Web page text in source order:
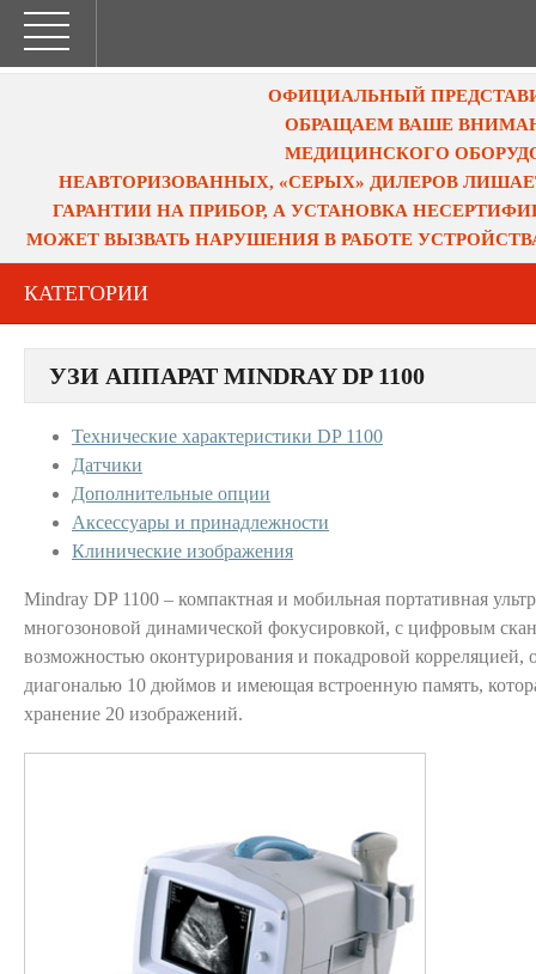
ОФИЦИАЛЬНЫЙ
ОБРАЩАЕМ ВАШЕ
МЕДИЦИНСКОГО
НЕАВТОРИЗОВАННЫХ, «СЕРЫХ» ДИЛЕРОВ
ГАРАНТИИ НА ПРИБОР, А УСТАНОВКА
МОЖЕТ ВЫЗВАТЬ НАРУШЕНИЯ В РАБОТЕ
КАТЕГОРИИ
УЗИ АППАРАТ MINDRAY DP 1100
Технические характеристики DP 1100
Датчики
Дополнительные опции
Аксессуары и принадлежности
Клинические изображения
Mindray DP 1100 – компактная и мобильная портативная
многозоновой динамической фокусировкой, с цифровым
возможностью оконтурирования и покадровой корреляцией,
диагональю 10 дюймов и имеющая встроенную память,
хранение 20 изображений.